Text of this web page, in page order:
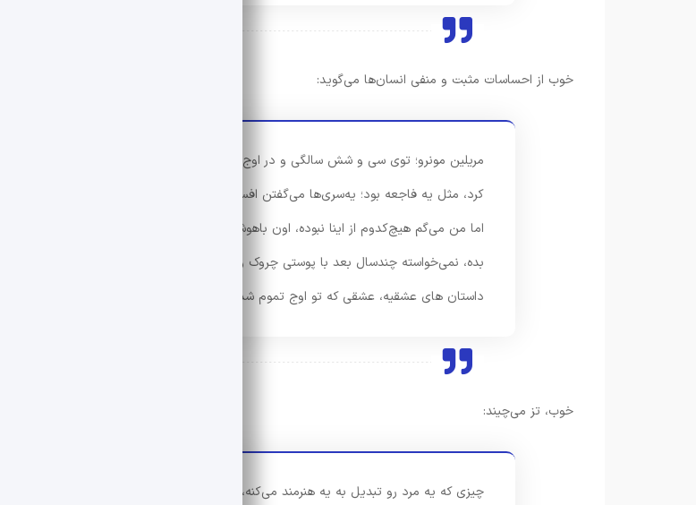
خوب از احساسات مثبت و منفی انسان‌ها می‌گوید:
مریلین مونرو؛ توی سی و شش سالگی و در اوج زیبایی و محبوبیت با قرص خواب‌آور خودکشی
کرد، مثل یه فاجعه بود؛ یه‌سری‌ها می‌گفتن افسردگی گرفته بود، یه سری هم می‌گفتن کشتنش،
اما من می‌گم هیچ‌کدوم از اینا نبوده، اون باهوش بوده، اون نمی‌خواسته یه افسانه رو الکی کش
بده، نمی‌خواسته چندسال بعد با پوستی چروک و یه مرگ طبیعی بمیره. داستان مرلین مونرو مثل
داستان های عشقیه، عشقی که تو اوج تموم شد، زیبا تموم شد.
خوب، تز می‌چیند:
چیزی که یه مرد رو تبدیل به یه هنرمند می‌کنه، دوست داشتن واقعی یه زنه. به نظر من عشق